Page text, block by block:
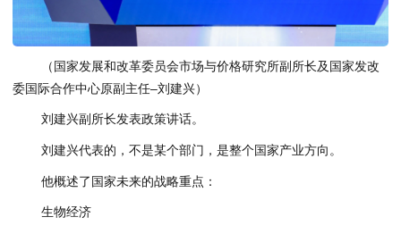
（国家发展和改革委员会市场与价格研究所副所长及国家发改
委国际合作中心原副主任–刘建兴）
刘建兴副所长发表政策讲话。
刘建兴代表的，不是某个部门，是整个国家产业方向。
他概述了国家未来的战略重点：
生物经济